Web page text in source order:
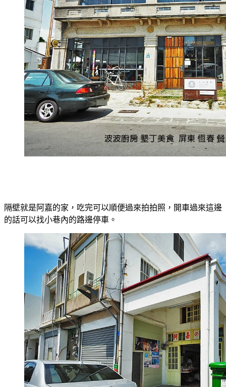
隔壁就是阿嘉的家，吃完可以順便過來拍拍照，開車過來這邊
的話可以找小巷內的路邊停車。